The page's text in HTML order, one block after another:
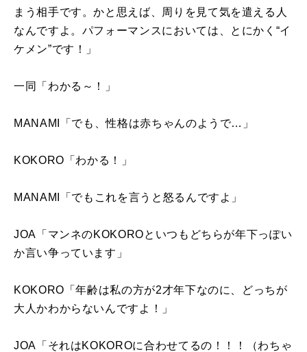
まう相手です。かと思えば、周りを見て気を遣える人
なんですよ。パフォーマンスにおいては、とにかく“イ
ケメン”です！」
一同「わかる～！」
MANAMI「でも、性格は赤ちゃんのようで…」
KOKORO「わかる！」
MANAMI「でもこれを言うと怒るんですよ」
JOA「マンネのKOKOROといつもどちらが年下っぽい
か言い争っています」
KOKORO「年齢は私の方が2才年下なのに、どっちが
大人かわからないんですよ！」
JOA「それはKOKOROに合わせてるの！！！（わちゃ